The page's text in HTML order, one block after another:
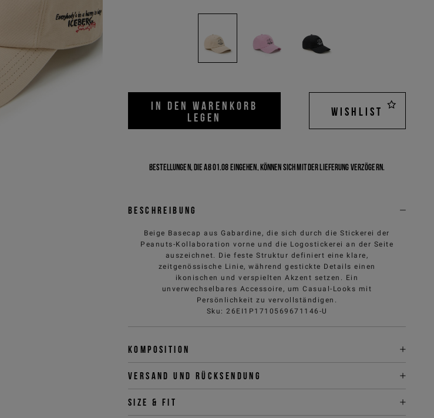
IN DEN WARENKORB
LEGEN
WISHLIST
Bestellungen, die ab 01.08 eingehen, können sich mit der Lieferung verzögern.
Beschreibung
Beige Basecap aus Gabardine, die sich durch die Stickerei der
Peanuts-Kollaboration vorne und die Logostickerei an der Seite
auszeichnet. Die feste Struktur definiert eine klare,
zeitgenössische Linie, während gestickte Details einen
ikonischen und verspielten Akzent setzen. Ein
unverwechselbares Accessoire, um Casual-Looks mit
Persönlichkeit zu vervollständigen.
Sku :26EI1P1710569671146-U
Komposition
Versand und Rücksendung
Size & fit